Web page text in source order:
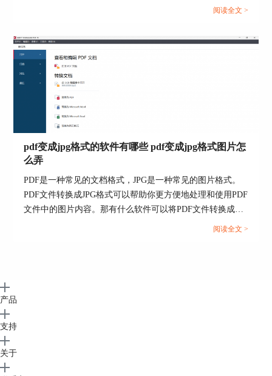
图5：ABBYY FineReader PDF 15
2. 迅捷文字识别
迅捷OCR文字识别软件，能实现识别图片表格
的功能，但相比于ABBYY FineReader PDF 15的多
格式识别支持，迅捷仅支持PNG、JPG和BMP，
格式，实用性会欠缺一点。
利性，使你能够更轻松地处理和利用PDF中的文本内容。...
阅读全文 >
pdf变成jpg格式的软件有哪些 pdf变成jpg格式图片怎
么弄
PDF是一种常见的文档格式，JPG是一种常见的图片格式。
PDF文件转换成JPG格式可以帮助你更方便地处理和使用PDF
文件中的图片内容。那有什么软件可以将PDF文件转换成
JPG格式呢？下面一起来了解pdf变成jpg格式的软件有哪些，
阅读全文 >
产品
支持
关于